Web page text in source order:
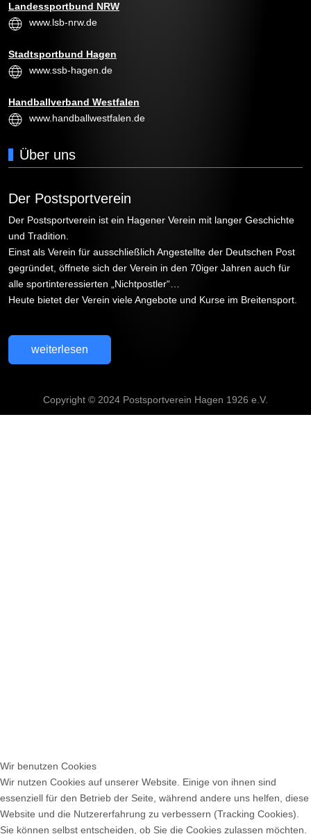
Landessportbund NRW
www.lsb-nrw.de
Stadtsportbund Hagen
www.ssb-hagen.de
Handballverband Westfalen
www.handballwestfalen.de
Über uns
Der Postsportverein
Der Postsportverein ist ein Hagener Verein mit langer Geschichte
und Tradition.
Einst als Verein für ausschließlich Angestellte der Deutschen Post
gegründet, öffnete sich der Verein in den 70iger Jahren auch für
alle sportinteressierten „Nichtpostler“…
Heute bietet der Verein viele Angebote und Kurse im Breitensport.
weiterlesen
Copyright © 2024 Postsportverein Hagen 1926 e.V.
Wir benutzen Cookies
Wir nutzen Cookies auf unserer Website. Einige von ihnen sind
essenziell für den Betrieb der Seite, während andere uns helfen, diese
Website und die Nutzererfahrung zu verbessern (Tracking Cookies).
Sie können selbst entscheiden, ob Sie die Cookies zulassen möchten.